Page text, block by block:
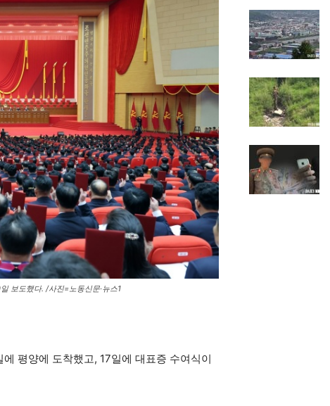
보도했다. /사진=노동신문·뉴스1
평양에 도착했고, 17일에 대표증 수여식이